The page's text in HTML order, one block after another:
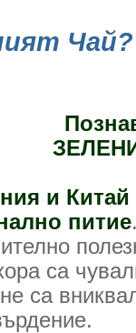
Чай?
и Китай
питие
са
не са